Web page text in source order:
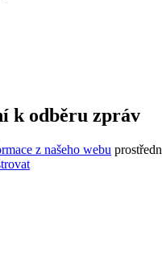
k odběru zpráv
z našeho webu